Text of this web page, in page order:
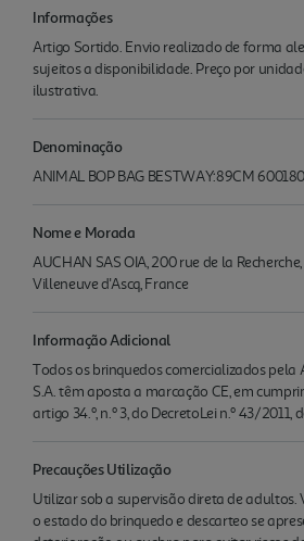
Informações
Artigo Sortido. Envio realizado de forma
sujeitos a disponibilidade. Preço por
ilustrativa.
Denominação
ANIMAL BOP BAG BESTWAY:89CM
Nome e Morada
AUCHAN SAS OIA, 200 rue de la
Villeneuve d'Ascq, France
Informação Adicional
Todos os brinquedos comercializados pela
S.A. têm aposta a marcação CE, em
artigo 34.º, n.º 3, do DecretoLei n.º 43/2011,
Precauções Utilização
Utilizar sob a supervisão direta de adultos.
o estado do brinquedo e descarteo se